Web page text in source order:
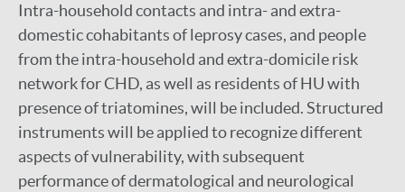
Intra-household contacts and intra- and extra-
domestic cohabitants of leprosy cases, and people
from the intra-household and extra-domicile risk
network for CHD, as well as residents of HU with
presence of triatomines, will be included. Structured
instruments will be applied to recognize different
aspects of vulnerability, with subsequent
performance of dermatological and neurological